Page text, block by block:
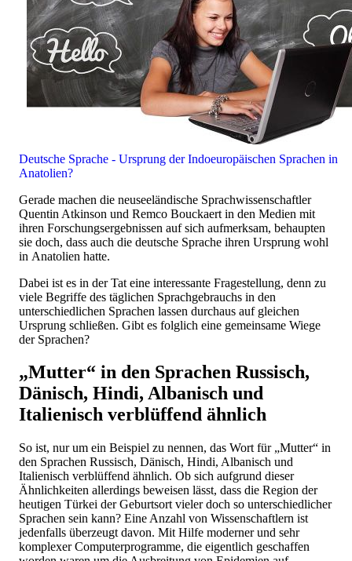
Deutsche Sprache - Ursprung der Indoeuropäischen Sprachen in
Anatolien?
Gerade machen die neuseeländische Sprachwissenschaftler
Quentin Atkinson und Remco Bouckaert in den Medien mit
ihren Forschungsergebnissen auf sich aufmerksam, behaupten
sie doch, dass auch die deutsche Sprache ihren Ursprung wohl
in Anatolien hatte.
Dabei ist es in der Tat eine interessante Fragestellung, denn zu
viele Begriffe des täglichen Sprachgebrauchs in den
unterschiedlichen Sprachen lassen durchaus auf gleichen
Ursprung schließen. Gibt es folglich eine gemeinsame Wiege
der Sprachen?
„Mutter“ in den Sprachen Russisch,
Dänisch, Hindi, Albanisch und
Italienisch verblüffend ähnlich
So ist, nur um ein Beispiel zu nennen, das Wort für „Mutter“ in
den Sprachen Russisch, Dänisch, Hindi, Albanisch und
Italienisch verblüffend ähnlich. Ob sich aufgrund dieser
Ähnlichkeiten allerdings beweisen lässt, dass die Region der
heutigen Türkei der Geburtsort vieler doch so unterschiedlicher
Sprachen sein kann? Eine Anzahl von Wissenschaftlern ist
jedenfalls überzeugt davon. Mit Hilfe moderner und sehr
komplexer Computerprogramme, die eigentlich geschaffen